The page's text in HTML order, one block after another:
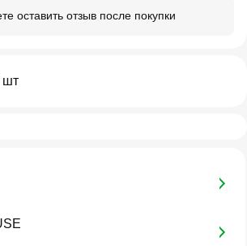
оставить отзыв после покупки
шт